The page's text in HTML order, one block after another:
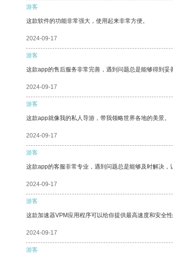
游客
这款软件的功能非常强大，使用起来非常方便。
2024-09-17
游客
这款app的售后服务非常完善，遇到问题总是能够得到妥
2024-09-17
游客
这款app就像我的私人导游，带我领略世界各地的美景。
2024-09-17
游客
这款app的客服非常专业，遇到问题总是能够及时解决，
2024-09-17
游客
这款加速器VPM应用程序可以给你提供最高速度和安全性
2024-09-17
游客